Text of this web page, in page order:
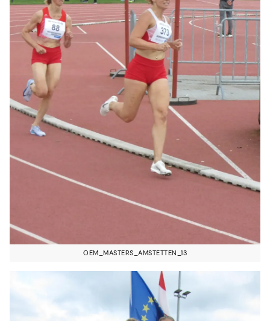
OEM_MASTERS_AMSTETTEN_13